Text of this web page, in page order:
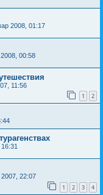
2008, 01:17
00:58
11:56
1 2
2007, 22:07
1 2 3 4